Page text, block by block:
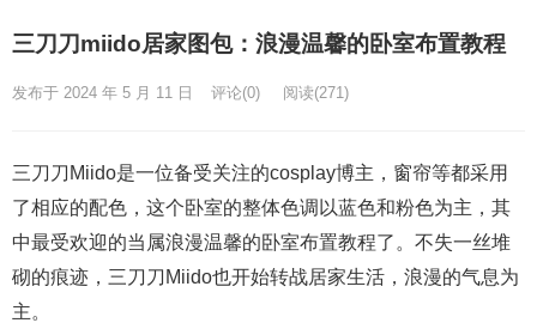
三刀刀miido居家图包：浪漫温馨的卧室布置教程
发布于 2024 年 5 月 11 日 评论(0) 阅读(271)
三刀刀Miido是一位备受关注的cosplay博主，窗帘等都采用
了相应的配色，这个卧室的整体色调以蓝色和粉色为主，其
中最受欢迎的当属浪漫温馨的卧室布置教程了。不失一丝堆
砌的痕迹，三刀刀Miido也开始转战居家生活，浪漫的气息为
主。